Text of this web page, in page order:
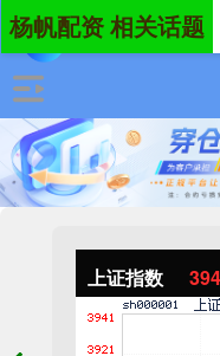
上证指数
杨帆配资 相关话题